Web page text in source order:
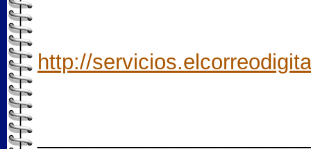
http://